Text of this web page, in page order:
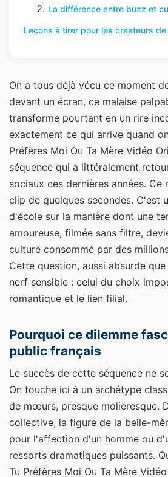
La différence entre buzz et
Leçons à tirer pour les créateurs
On a tous déjà vécu ce moment
devant un écran, ce malaise
transforme pourtant en un rire
exactement ce qui arrive quand
Préfères Moi Ou Ta Mère Vidéo
séquence qui a littéralement
sociaux ces dernières années. Ce
clip de quelques secondes. C'est
d'école sur la manière dont une
amoureuse, filmée sans filtre,
culture consommé par des
Cette question, aussi absurde
nerf sensible : celui du choix
romantique et le lien filial.
Pourquoi ce dilemme
public français
Le succès de cette séquence ne
On touche ici à un archétype
de mœurs, presque moliéresque.
collective, la figure de la belle-
pour l'affection d'un homme ou
ressorts dramatiques puissants.
Tu Préfères Moi Ou Ta Mère